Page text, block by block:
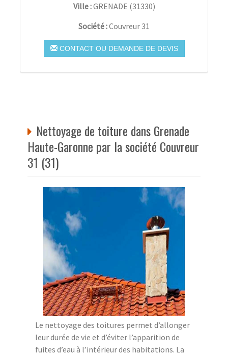
Ville :GRENADE (31330)
Société :Couvreur 31
CONTACT OU DEMANDE DE DEVIS
Nettoyage de toiture dans Grenade
Haute-Garonne par la société Couvreur
31 (31)
Le nettoyage des toitures permet d’allonger
leur durée de vie et d’éviter l’apparition de
fuites d’eau à l’intérieur des habitations. La